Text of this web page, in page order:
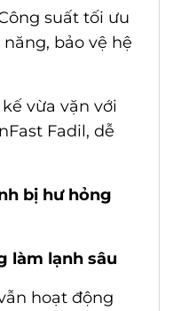
suất tối ưu
bảo vệ hệ
vừa vặn với
Fadil, dễ
bị hư hỏng
làm lạnh sâu
hoạt động